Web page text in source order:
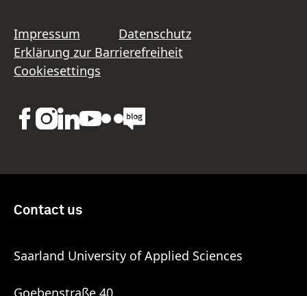
Impressum
Datenschutz
Erklärung zur Barrierefreiheit
Cookiesettings
Contact us
Saarland University of Applied Sciences
Goebenstraße 40